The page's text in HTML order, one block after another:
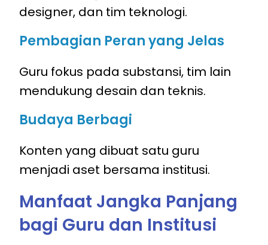
designer, dan tim teknologi.
Pembagian Peran yang Jelas
Guru fokus pada substansi, tim lain
mendukung desain dan teknis.
Budaya Berbagi
Konten yang dibuat satu guru
menjadi aset bersama institusi.
Manfaat Jangka Panjang
bagi Guru dan Institusi